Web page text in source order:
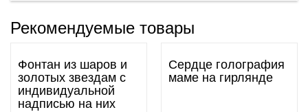
Рекомендуемые товары
Фонтан из шаров и
золотых звездам с
индивидуальной
надписью на них
Сердце голография
маме на гирлянде